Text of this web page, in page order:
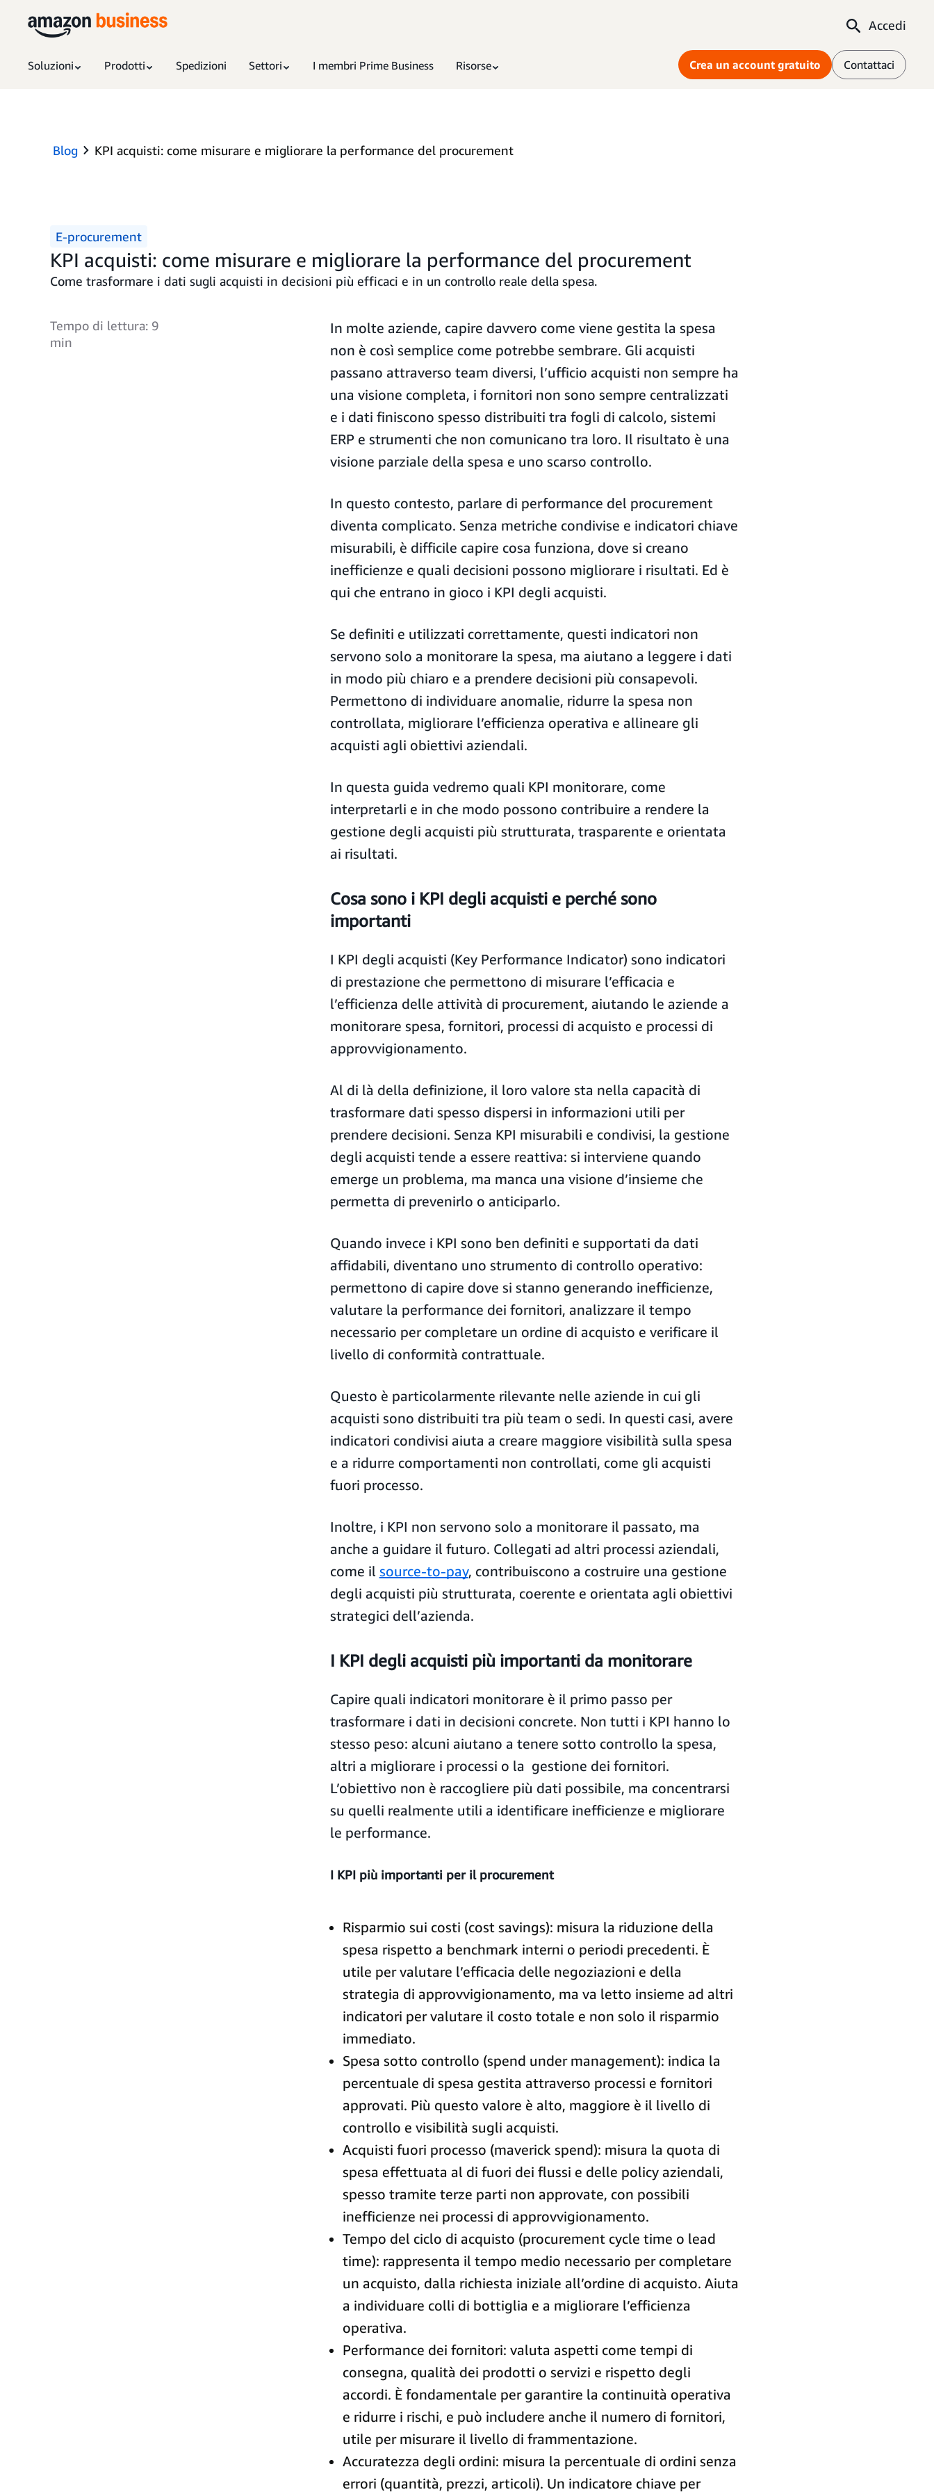
Accedi
Soluzioni Prodotti Spedizioni Settori I membri Prime Business Risorse Crea un account gratuito Contattaci
Blog KPI acquisti: come misurare e migliorare la performance del procurement
E-procurement
KPI acquisti: come misurare e migliorare la performance del procurement
Come trasformare i dati sugli acquisti in decisioni più efficaci e in un controllo reale della spesa.
Tempo di lettura: 9
min
In molte aziende, capire davvero come viene gestita la spesa
non è così semplice come potrebbe sembrare. Gli acquisti
passano attraverso team diversi, l’ufficio acquisti non sempre ha
una visione completa, i fornitori non sono sempre centralizzati
e i dati finiscono spesso distribuiti tra fogli di calcolo, sistemi
ERP e strumenti che non comunicano tra loro. Il risultato è una
visione parziale della spesa e uno scarso controllo.
In questo contesto, parlare di performance del procurement
diventa complicato. Senza metriche condivise e indicatori chiave
misurabili, è difficile capire cosa funziona, dove si creano
inefficienze e quali decisioni possono migliorare i risultati. Ed è
qui che entrano in gioco i KPI degli acquisti.
Se definiti e utilizzati correttamente, questi indicatori non
servono solo a monitorare la spesa, ma aiutano a leggere i dati
in modo più chiaro e a prendere decisioni più consapevoli.
Permettono di individuare anomalie, ridurre la spesa non
controllata, migliorare l’efficienza operativa e allineare gli
acquisti agli obiettivi aziendali.
In questa guida vedremo quali KPI monitorare, come
interpretarli e in che modo possono contribuire a rendere la
gestione degli acquisti più strutturata, trasparente e orientata
ai risultati.
Cosa sono i KPI degli acquisti e perché sono
importanti
I KPI degli acquisti (Key Performance Indicator) sono indicatori
di prestazione che permettono di misurare l’efficacia e
l’efficienza delle attività di procurement, aiutando le aziende a
monitorare spesa, fornitori, processi di acquisto e processi di
approvvigionamento.
Al di là della definizione, il loro valore sta nella capacità di
trasformare dati spesso dispersi in informazioni utili per
prendere decisioni. Senza KPI misurabili e condivisi, la gestione
degli acquisti tende a essere reattiva: si interviene quando
emerge un problema, ma manca una visione d’insieme che
permetta di prevenirlo o anticiparlo.
Quando invece i KPI sono ben definiti e supportati da dati
affidabili, diventano uno strumento di controllo operativo:
permettono di capire dove si stanno generando inefficienze,
valutare la performance dei fornitori, analizzare il tempo
necessario per completare un ordine di acquisto e verificare il
livello di conformità contrattuale.
Questo è particolarmente rilevante nelle aziende in cui gli
acquisti sono distribuiti tra più team o sedi. In questi casi, avere
indicatori condivisi aiuta a creare maggiore visibilità sulla spesa
e a ridurre comportamenti non controllati, come gli acquisti
fuori processo.
Inoltre, i KPI non servono solo a monitorare il passato, ma
anche a guidare il futuro. Collegati ad altri processi aziendali,
come il source-to-pay, contribuiscono a costruire una gestione
degli acquisti più strutturata, coerente e orientata agli obiettivi
strategici dell’azienda.
I KPI degli acquisti più importanti da monitorare
Capire quali indicatori monitorare è il primo passo per
trasformare i dati in decisioni concrete. Non tutti i KPI hanno lo
stesso peso: alcuni aiutano a tenere sotto controllo la spesa,
altri a migliorare i processi o la gestione dei fornitori.
L’obiettivo non è raccogliere più dati possibile, ma concentrarsi
su quelli realmente utili a identificare inefficienze e migliorare
le performance.
I KPI più importanti per il procurement
Risparmio sui costi (cost savings): misura la riduzione della
spesa rispetto a benchmark interni o periodi precedenti. È
utile per valutare l’efficacia delle negoziazioni e della
strategia di approvvigionamento, ma va letto insieme ad altri
indicatori per valutare il costo totale e non solo il risparmio
immediato.
Spesa sotto controllo (spend under management): indica la
percentuale di spesa gestita attraverso processi e fornitori
approvati. Più questo valore è alto, maggiore è il livello di
controllo e visibilità sugli acquisti.
Acquisti fuori processo (maverick spend): misura la quota di
spesa effettuata al di fuori dei flussi e delle policy aziendali,
spesso tramite terze parti non approvate, con possibili
inefficienze nei processi di approvvigionamento.
Tempo del ciclo di acquisto (procurement cycle time o lead
time): rappresenta il tempo medio necessario per completare
un acquisto, dalla richiesta iniziale all’ordine di acquisto. Aiuta
a individuare colli di bottiglia e a migliorare l’efficienza
operativa.
Performance dei fornitori: valuta aspetti come tempi di
consegna, qualità dei prodotti o servizi e rispetto degli
accordi. È fondamentale per garantire la continuità operativa
e ridurre i rischi, e può includere anche il numero di fornitori,
utile per misurare il livello di frammentazione.
Accuratezza degli ordini: misura la percentuale di ordini senza
errori (quantità, prezzi, articoli). Un indicatore chiave per